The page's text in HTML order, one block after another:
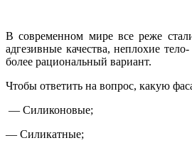
В современном мире все реже
адгезивные качества, неплохие
более рациональный вариант.
Чтобы ответить на вопрос, какую
— Силиконовые;
— Силикатные;